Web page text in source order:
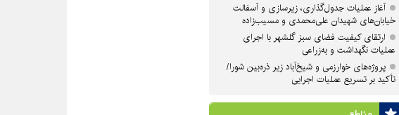
آغاز عملیات جدول‌گذاری، زیرسازی و آسفالت
خیابان‌های شهیدان علی‌محمدی و مسیب‌زاده
ارتقای کیفیت فضای سبز گلشهر با اجرای
عملیات نگهداشت و به‌زراعی
پروژه‌های خوارزمی و شیخ‌آباد زیر ذره‌بین شورا/
تأکید بر تسریع عملیات اجرایی